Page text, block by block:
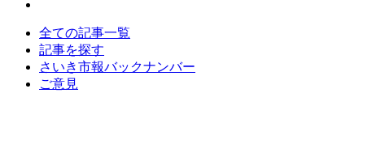
全ての記事一覧
記事を探す
さいき市報バックナンバー
ご意見